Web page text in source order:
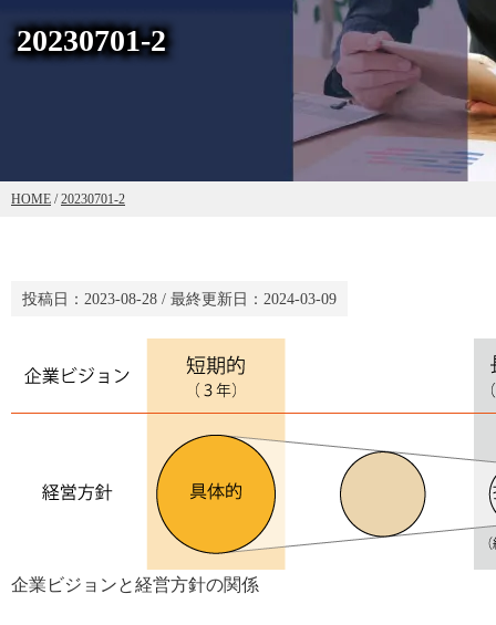
20230701-2
HOME /20230701-2
投稿日： 2023-08-28 / 最終更新日： 2024-03-09
企業ビジョンと経営方針の関係